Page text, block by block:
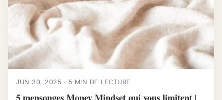
JUN 30, 2025 · 5 MIN DE LECTURE
5 mensonges Money Mindset qui vous limitent |